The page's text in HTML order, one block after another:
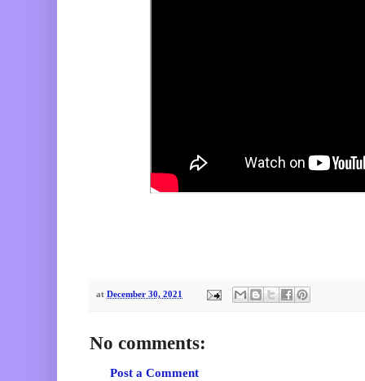
at December 30, 2021
No comments:
Post a Comment